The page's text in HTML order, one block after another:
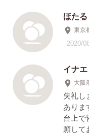
ほたる
東京
2020/
イナエ
大阪
失礼し
ありま
台上で
願して